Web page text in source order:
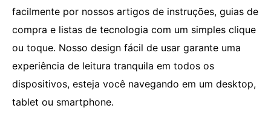
facilmente por nossos artigos de instruções, guias de
compra e listas de tecnologia com um simples clique
ou toque. Nosso design fácil de usar garante uma
experiência de leitura tranquila em todos os
dispositivos, esteja você navegando em um desktop,
tablet ou smartphone.